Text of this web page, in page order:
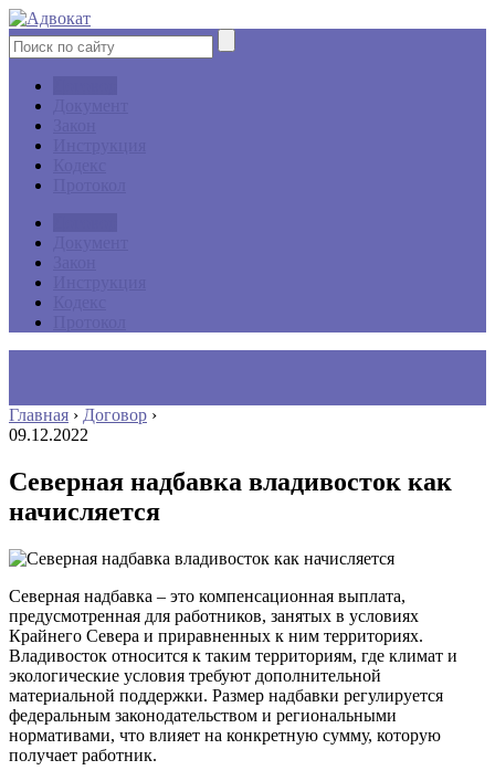
Главная › Договор ›
09.12.2022
Северная надбавка владивосток как
начисляется
Северная надбавка – это компенсационная выплата,
предусмотренная для работников, занятых в условиях
Крайнего Севера и приравненных к ним территориях.
Владивосток относится к таким территориям, где климат и
экологические условия требуют дополнительной
материальной поддержки. Размер надбавки регулируется
федеральным законодательством и региональными
нормативами, что влияет на конкретную сумму, которую
получает работник.